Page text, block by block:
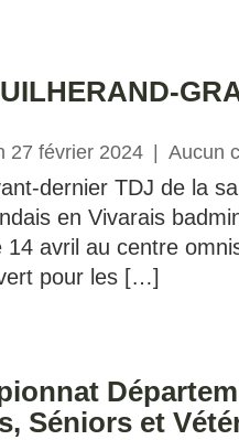
27 février 2024 Aucun
dernier TDJ de la
en Vivarais
14 avril au centre
pour les […]
Séniors et